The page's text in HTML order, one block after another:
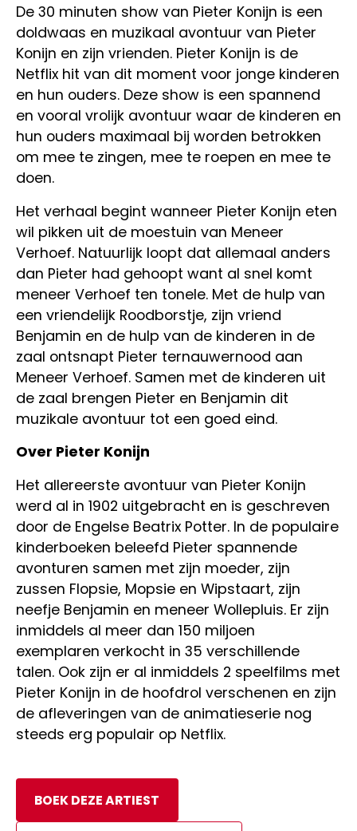
De 30 minuten show van Pieter Konijn is een
doldwaas en muzikaal avontuur van Pieter
Konijn en zijn vrienden. Pieter Konijn is de
Netflix hit van dit moment voor jonge kinderen
en hun ouders. Deze show is een spannend
en vooral vrolijk avontuur waar de kinderen en
hun ouders maximaal bij worden betrokken
om mee te zingen, mee te roepen en mee te
doen.
Het verhaal begint wanneer Pieter Konijn eten
wil pikken uit de moestuin van Meneer
Verhoef. Natuurlijk loopt dat allemaal anders
dan Pieter had gehoopt want al snel komt
meneer Verhoef ten tonele. Met de hulp van
een vriendelijk Roodborstje, zijn vriend
Benjamin en de hulp van de kinderen in de
zaal ontsnapt Pieter ternauwernood aan
Meneer Verhoef. Samen met de kinderen uit
de zaal brengen Pieter en Benjamin dit
muzikale avontuur tot een goed eind.
Over Pieter Konijn
Het allereerste avontuur van Pieter Konijn
werd al in 1902 uitgebracht en is geschreven
door de Engelse Beatrix Potter. In de populaire
kinderboeken beleefd Pieter spannende
avonturen samen met zijn moeder, zijn
zussen Flopsie, Mopsie en Wipstaart, zijn
neefje Benjamin en meneer Wollepluis. Er zijn
inmiddels al meer dan 150 miljoen
exemplaren verkocht in 35 verschillende
talen. Ook zijn er al inmiddels 2 speelfilms met
Pieter Konijn in de hoofdrol verschenen en zijn
de afleveringen van de animatieserie nog
steeds erg populair op Netflix.
BOEK DEZE ARTIEST